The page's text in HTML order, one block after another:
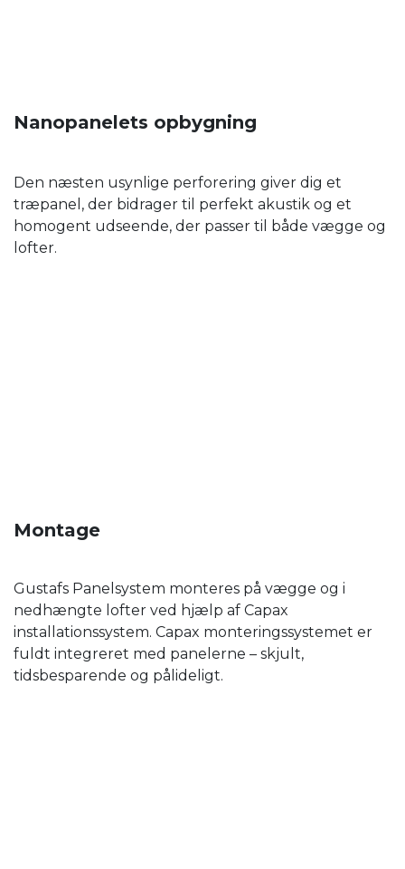
Nanopanelets opbygning
Den næsten usynlige perforering giver dig et
træpanel, der bidrager til perfekt akustik og et
homogent udseende, der passer til både vægge og
lofter.
Montage
Gustafs Panelsystem monteres på vægge og i
nedhængte lofter ved hjælp af Capax
installationssystem. Capax monteringssystemet er
fuldt integreret med panelerne – skjult,
tidsbesparende og pålideligt.